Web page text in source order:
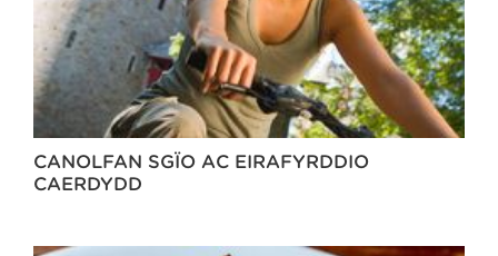
CANOLFAN SGÏO AC EIRAFYRDDIO
CAERDYDD